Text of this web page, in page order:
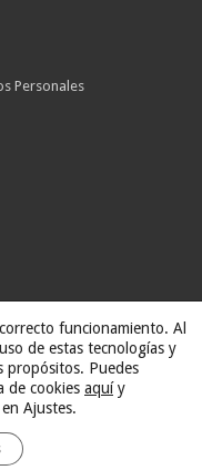
Personales
Creativo
Rosario
funcionamiento. Al
de estas tecnologías y
propósitos. Puedes
de cookies aquíy
Ajustes.